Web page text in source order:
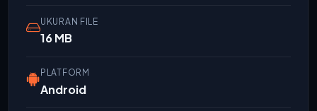
UKURAN FILE
16 MB
PLATFORM
Android